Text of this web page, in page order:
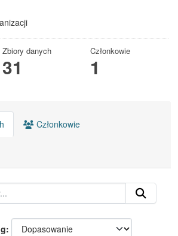
Zbiory danych
31
Członkowie
1
Członkowie